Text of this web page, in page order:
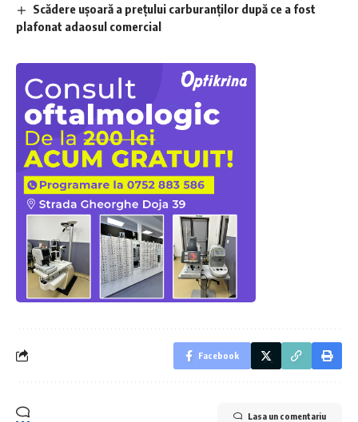
Scădere ușoară a prețului carburanților după ce a fost
plafonat adaosul comercial
Facebook
Lasa un comentariu